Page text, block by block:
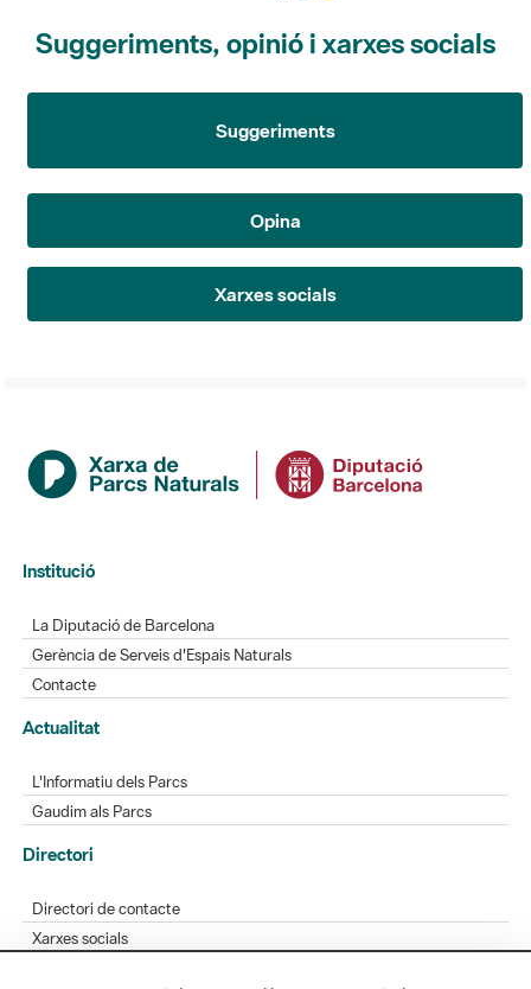
Suggeriments, opinió i xarxes socials
Suggeriments
Opina
Xarxes socials
Institució
La Diputació de Barcelona
Gerència de Serveis d'Espais Naturals
Contacte
Actualitat
L'Informatiu dels Parcs
Gaudim als Parcs
Directori
Directori de contacte
Xarxes socials